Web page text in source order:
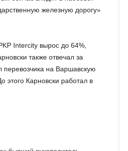
железную дорогу»
Intercity вырос до 64%,
также отвечал за
перевозчика на Варшавскую
Карновски работал в